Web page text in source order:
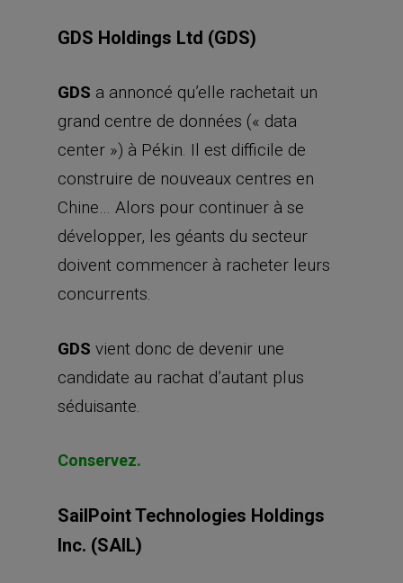
GDS Holdings Ltd (GDS)
GDS a annoncé qu’elle rachetait un
grand centre de données (« data
center ») à Pékin. Il est difficile de
construire de nouveaux centres en
Chine… Alors pour continuer à se
développer, les géants du secteur
doivent commencer à racheter leurs
concurrents.
GDS vient donc de devenir une
candidate au rachat d’autant plus
séduisante.
Conservez.
SailPoint Technologies Holdings
Inc. (SAIL)